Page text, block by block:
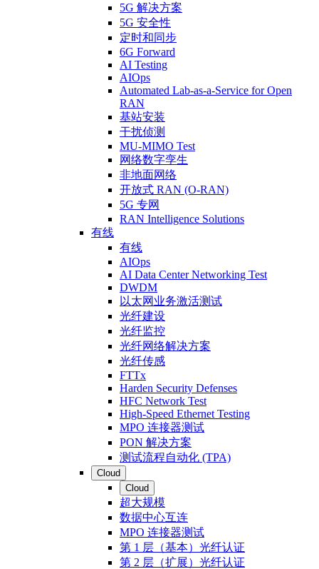
5G 解决方案
5G 安全性
定时和同步
6G Forward
AI Testing
AIOps
Automated Lab-as-a-Service for Open
RAN
基站安装
干扰侦测
MU-MIMO Test
网络数字孪生
非地面网络
开放式 RAN (O-RAN)
5G 专网
RAN Intelligence Solutions
有线
有线
AIOps
AI Data Center Networking Test
DWDM
以太网业务激活测试
光纤建设
光纤监控
光纤网络解决方案
光纤传感
FTTx
Harden Security Defenses
HFC Network Test
High-Speed Ethernet Testing
MPO 连接器测试
PON 解决方案
测试流程自动化 (TPA)
Cloud
Cloud
超大规模
数据中心互连
MPO 连接器测试
第 1 层（基本）光纤认证
第 2 层（扩展）光纤认证